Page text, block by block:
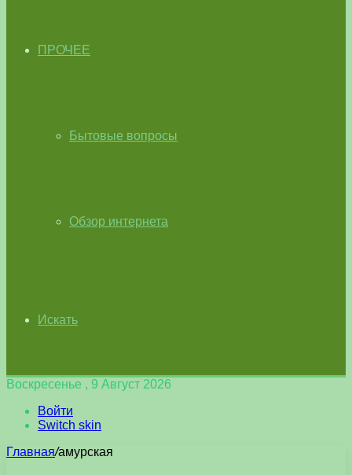
ПРОЧЕЕ
Бытовые вопросы
Обзор интернета
Искать
Воскресенье , 9 Август 2026
Войти
Switch skin
Главная/амурская